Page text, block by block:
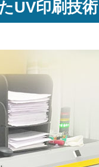
UV印刷技術